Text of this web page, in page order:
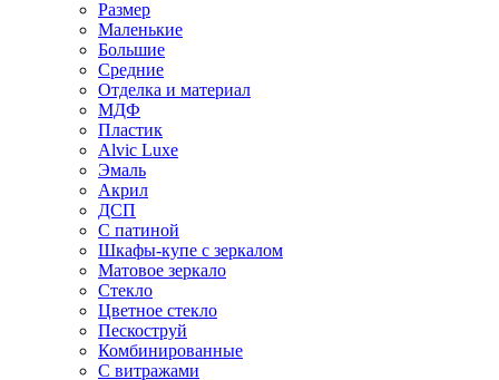
Размер
Маленькие
Большие
Средние
Отделка и материал
МДФ
Пластик
Alvic Luxe
Эмаль
Акрил
ДСП
С патиной
Шкафы-купе с зеркалом
Матовое зеркало
Стекло
Цветное стекло
Пескоструй
Комбинированные
С витражами